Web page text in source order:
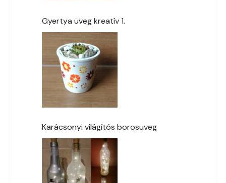
Gyertya üveg kreatív 1.
Karácsonyi világítós borosüveg